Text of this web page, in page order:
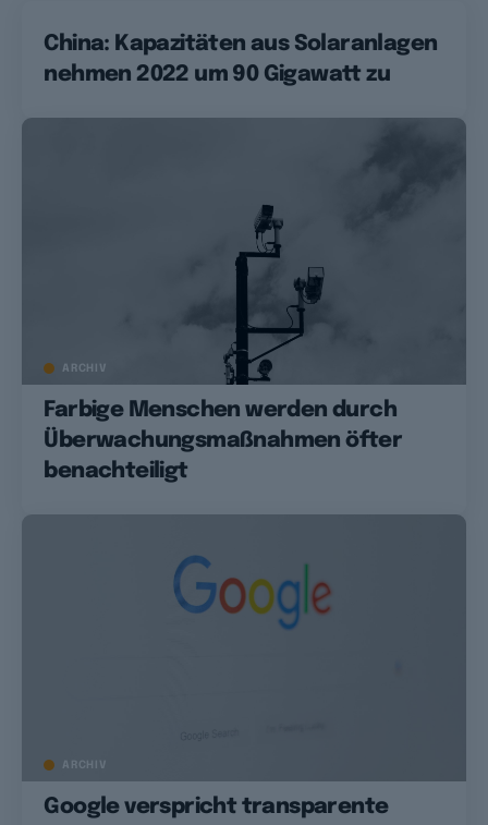
China: Kapazitäten aus Solaranlagen
nehmen 2022 um 90 Gigawatt zu
ARCHIV
Farbige Menschen werden durch
Überwachungsmaßnahmen öfter
benachteiligt
ARCHIV
Google verspricht transparente